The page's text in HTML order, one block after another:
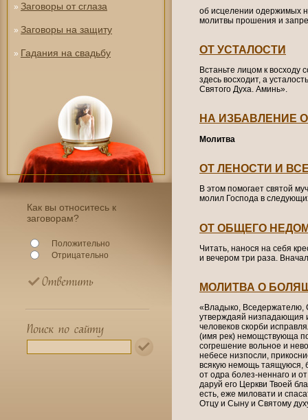
» Заговоры от сглаза
» Заговоры на защиту
» Гадания на свадьбу
Как вы относитесь к
заговорам?
Положительно
Отрицательно
об исцелении одержимых
молитвы прошения и
ОТ УСТАЛОСТИ
Встаньте лицом к восходу
здесь восходит, а
Святого Духа. Аминь».
НА ИЗБАВЛЕНИЕ
Молитва
ОТ ЛЕНОСТИ И
В этом помогает святой
молил Господа в
ОТ ОБЩЕГО
Читать, нанося на себя
и вечером три раза.
МОЛИТВА О
«Владыко, Вседержателю,
утверждаяй низпадающия
человеков скорби
(имя рек) немощствующа
согрешение вольное и
небесе низпосли,
всякую немощь таящуюся,
от одра болез-неннаго и
даруй его Церкви Твоей
есть, еже миловати и
Отцу и Сыну и Святому